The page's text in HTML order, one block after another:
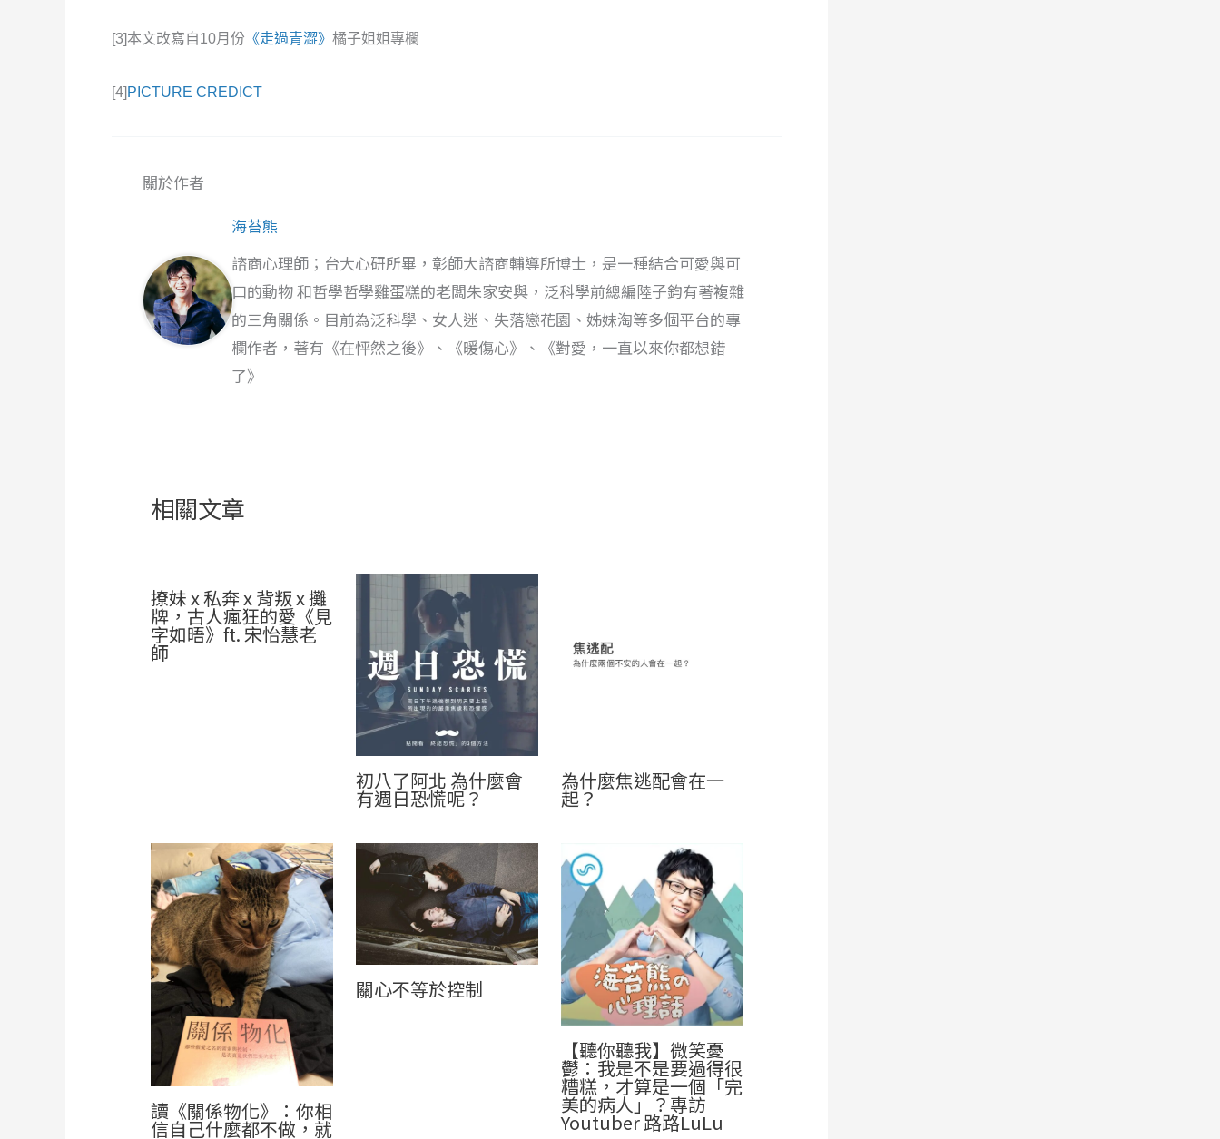
[3]本文改寫自10月份 《走過青澀》 橘子姐姐專欄
[4] PICTURE CREDICT
關於作者
海苔熊
諮商心理師；台大心研所畢，彰師大諮商輔導所博士，是一種結合可愛與可
口的動物 和哲學哲學雞蛋糕的老闆朱家安與，泛科學前總編陸子鈞有著複雜
的三角關係。目前為泛科學、女人迷、失落戀花園、姊妹淘等多個平台的專
欄作者，著有《在怦然之後》、《暖傷心》、《對愛，一直以來你都想錯
了》
相關文章
撩妹 x 私奔 x 背叛 x 攤
牌，古人瘋狂的愛《見
字如晤》ft. 宋怡慧老
師
初八了阿北 為什麼會
有週日恐慌呢？
為什麼焦逃配會在一
起？
讀《關係物化》：你相
信自己什麼都不做，就
關心不等於控制
【聽你聽我】微笑憂
鬱：我是不是要過得很
糟糕，才算是一個「完
美的病人」？專訪
Youtuber 路路LuLu